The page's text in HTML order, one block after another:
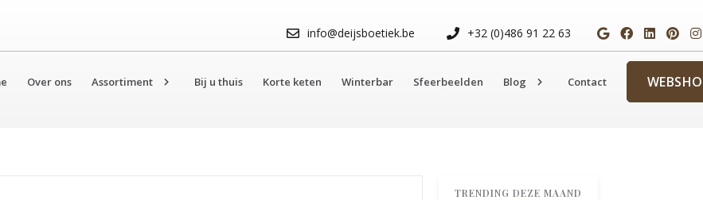
info@deijsboetiek.be +32 (0)486 91 22 63
Over ons Assortiment Bij u thuis​​​​​​​ Korte keten​​​​​​​ Winterbar Sfeerbeelden​​​​​​​ Blog Contact
TRENDING DEZE MAAND